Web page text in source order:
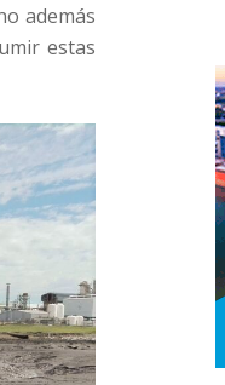
además
estas